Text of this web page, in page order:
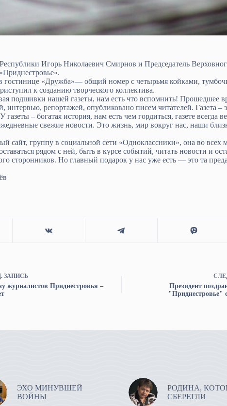
Игорь Николаевич Смирнов и Председатель
гостинице «Дружба»— общий номер с четырьмя койками,
к созданию творческого коллектива.
подшивки нашей газеты, нам есть что вспомнить!
интервью, репортажей, опубликовано писем читателей. Газета –
– богатая история, нам есть чем гордиться, газете всегда
свежие новости. Это жизнь, мир вокруг нас, наши
сайт, группу в социальной сети «Одноклассники», она во
рядом с ней, быть в курсе событий, читать новости и
сторонников. Но главный подарок у нас уже есть — это та
ЗАПИСЬ
журналистов Приднестровья –
Президент
"Приднестровье"
ЭХО МИНУВШЕЙ
ВОЙНЫ
РОДИНА,
СБЕРЕГЛИ